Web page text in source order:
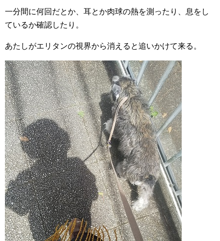
一分間に何回だとか、耳とか肉球の熱を測ったり、息をし
ているか確認したり。
あたしがエリタンの視界から消えると追いかけて来る。